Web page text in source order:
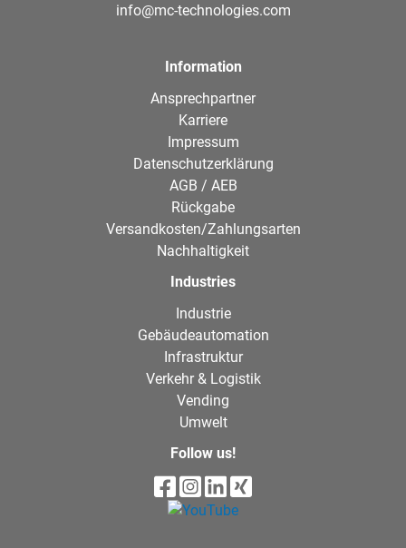
info@mc-technologies.com
Information
Ansprechpartner
Karriere
Impressum
Datenschutzerklärung
AGB / AEB
Rückgabe
Versandkosten/Zahlungsarten
Nachhaltigkeit
Industries
Industrie
Gebäudeautomation
Infrastruktur
Verkehr & Logistik
Vending
Umwelt
Follow us!